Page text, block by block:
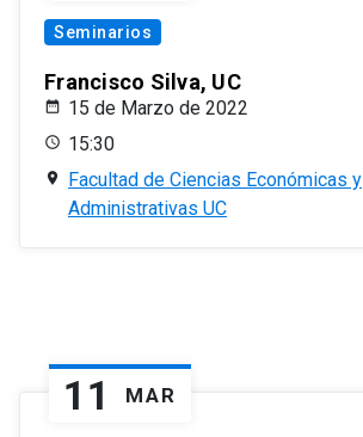
Seminarios
Francisco Silva, UC
15 de Marzo de 2022
15:30
Facultad de Ciencias Económicas y
Administrativas UC
11 MAR